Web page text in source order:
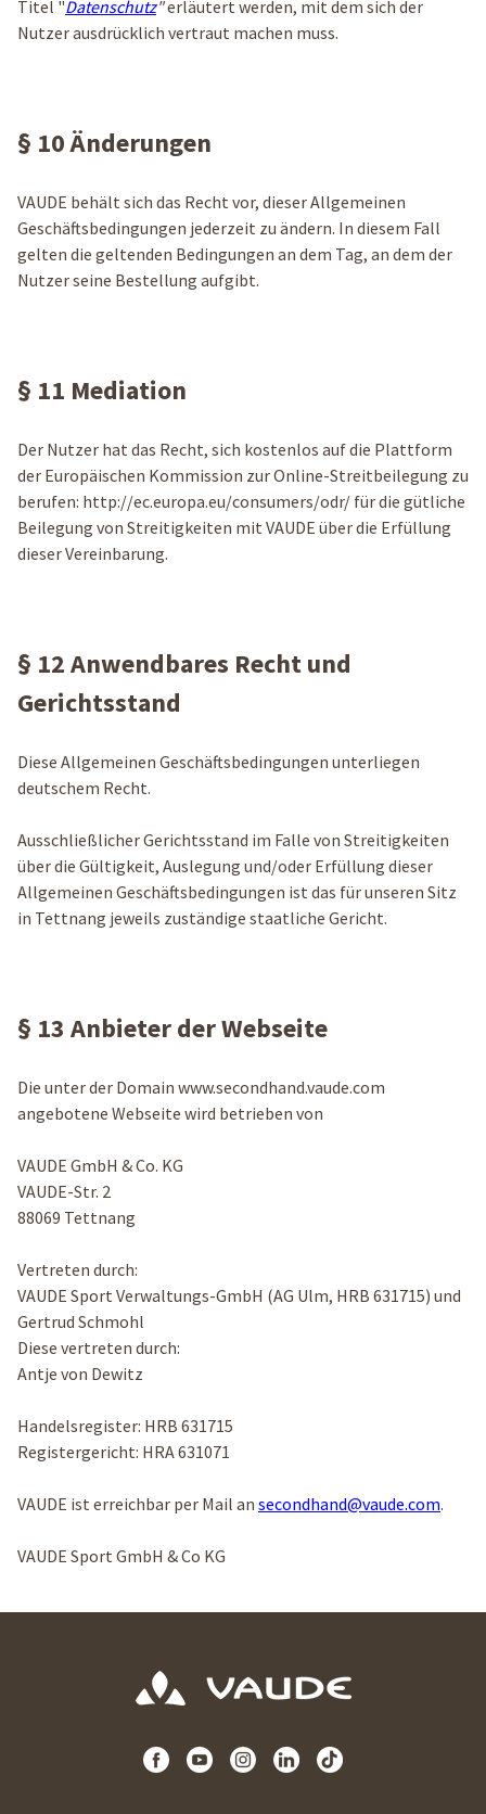
Titel "Datenschutz"erläutert werden, mit dem sich der
Nutzer ausdrücklich vertraut machen muss.
§ 10 Änderungen
VAUDE behält sich das Recht vor, dieser Allgemeinen
Geschäftsbedingungen jederzeit zu ändern. In diesem Fall
gelten die geltenden Bedingungen an dem Tag, an dem der
Nutzer seine Bestellung aufgibt.
§ 11 Mediation
Der Nutzer hat das Recht, sich kostenlos auf die Plattform
der Europäischen Kommission zur Online-Streitbeilegung zu
berufen: http://ec.europa.eu/consumers/odr/ für die gütliche
Beilegung von Streitigkeiten mit VAUDE über die Erfüllung
dieser Vereinbarung.
§ 12 Anwendbares Recht und
Gerichtsstand
Diese Allgemeinen Geschäftsbedingungen unterliegen
deutschem Recht.
Ausschließlicher Gerichtsstand im Falle von Streitigkeiten
über die Gültigkeit, Auslegung und/oder Erfüllung dieser
Allgemeinen Geschäftsbedingungen ist das für unseren Sitz
in Tettnang jeweils zuständige staatliche Gericht.
§ 13 Anbieter der Webseite
Die unter der Domain www.secondhand.vaude.com
angebotene Webseite wird betrieben von
VAUDE GmbH & Co. KG
VAUDE-Str. 2
88069 Tettnang
Vertreten durch:
VAUDE Sport Verwaltungs-GmbH (AG Ulm, HRB 631715) und
Gertrud Schmohl
Diese vertreten durch:
Antje von Dewitz
Handelsregister: HRB 631715
Registergericht: HRA 631071
VAUDE ist erreichbar per Mail an secondhand@vaude.com.
VAUDE Sport GmbH & Co KG